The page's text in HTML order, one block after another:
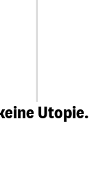
Utopie.